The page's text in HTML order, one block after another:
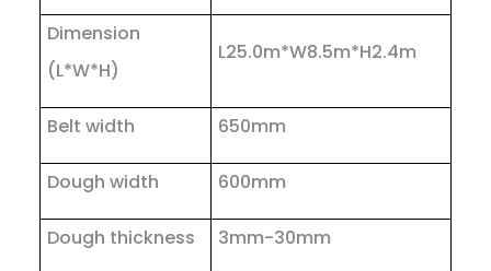
Dimension
(L*W*H)
L25.0m*W8.5m*H2.4m
Belt width 650mm
Dough width 600mm
Dough thickness 3mm-30mm